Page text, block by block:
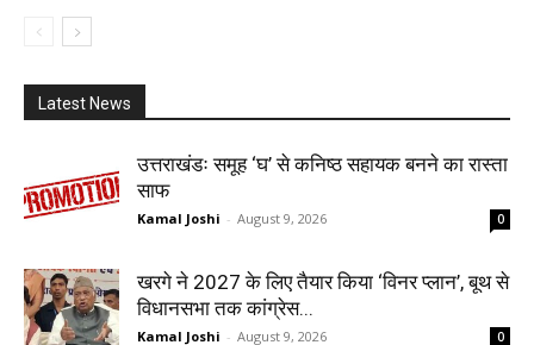
Latest News
उत्तराखंडः समूह ‘घ’ से कनिष्ठ सहायक बनने का रास्ता
साफ
Kamal Joshi - August 9, 2026 0
खरगे ने 2027 के लिए तैयार किया ‘विनर प्लान’, बूथ से
विधानसभा तक कांग्रेस...
Kamal Joshi - August 9, 2026 0